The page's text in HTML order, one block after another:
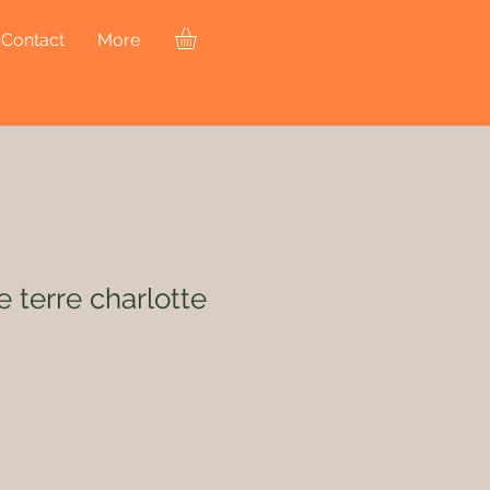
Contact More
terre charlotte